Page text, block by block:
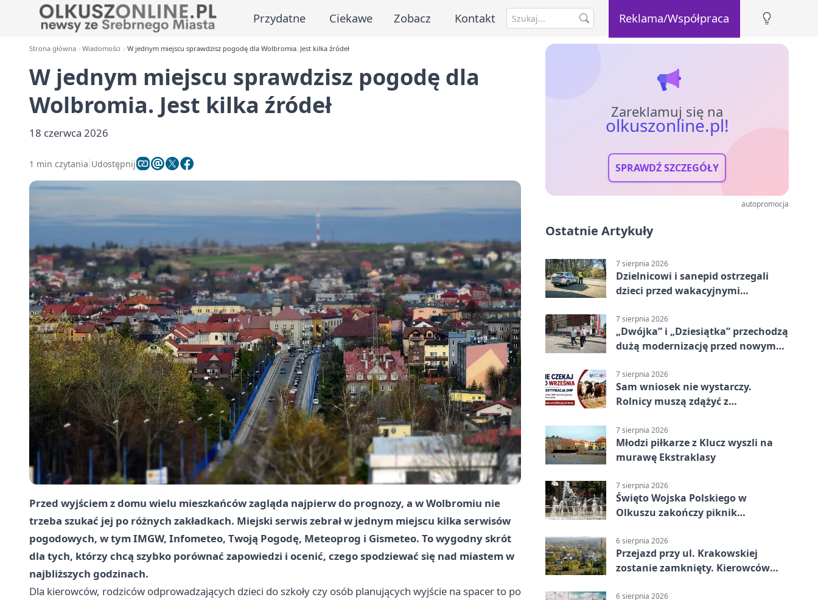
Przydatne Ciekawe Zobacz Kontakt Reklama/Współpraca
Strona główna Wiadomości W jednym miejscu sprawdzisz pogodę dla Wolbromia. Jest kilka źródeł
W jednym miejscu sprawdzisz pogodę dla
Wolbromia. Jest kilka źródeł
18 czerwca 2026
1 min czytania Udostępnij
Przed wyjściem z domu wielu mieszkańców zagląda najpierw do prognozy, a w Wolbromiu nie
trzeba szukać jej po różnych zakładkach. Miejski serwis zebrał w jednym miejscu kilka serwisów
pogodowych, w tym IMGW, Infometeo, Twoją Pogodę, Meteoprog i Gismeteo. To wygodny skrót
dla tych, którzy chcą szybko porównać zapowiedzi i ocenić, czego spodziewać się nad miastem w
najbliższych godzinach.
Dla kierowców, rodziców odprowadzających dzieci do szkoły czy osób planujących wyjście na spacer to po
Zareklamuj się na
olkuszonline.pl!
SPRAWDŹ SZCZEGÓŁY
autopromocja
Ostatnie Artykuły
7 sierpnia 2026
Dzielnicowi i sanepid ostrzegali
dzieci przed wakacyjnymi
7 sierpnia 2026
„Dwójka” i „Dziesiątka” przechodzą
dużą modernizację przed nowym
7 sierpnia 2026
Sam wniosek nie wystarczy.
Rolnicy muszą zdążyć z
7 sierpnia 2026
Młodzi piłkarze z Klucz wyszli na
murawę Ekstraklasy
7 sierpnia 2026
Święto Wojska Polskiego w
Olkuszu zakończy piknik
6 sierpnia 2026
Przejazd przy ul. Krakowskiej
zostanie zamknięty. Kierowców
6 sierpnia 2026